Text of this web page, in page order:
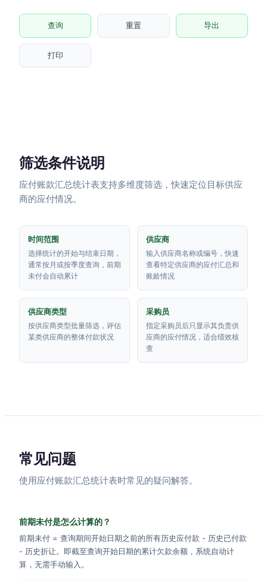
查询 重置 导出
打印
筛选条件说明
应付账款汇总统计表支持多维度筛选，快速定位目标供应
商的应付情况。
时间范围
选择统计的开始与结束日期，
通常按月或按季度查询，前期
未付会自动累计
供应商
输入供应商名称或编号，快速
查看特定供应商的应付汇总和
账龄情况
供应商类型
按供应商类型批量筛选，评估
某类供应商的整体付款状况
采购员
指定采购员后只显示其负责供
应商的应付情况，适合绩效核
查
常见问题
使用应付账款汇总统计表时常见的疑问解答。
前期未付是怎么计算的？
前期未付 = 查询期间开始日期之前的所有历史应付款 - 历史已付款
- 历史折让。即截至查询开始日期的累计欠款余额，系统自动计
算，无需手动输入。